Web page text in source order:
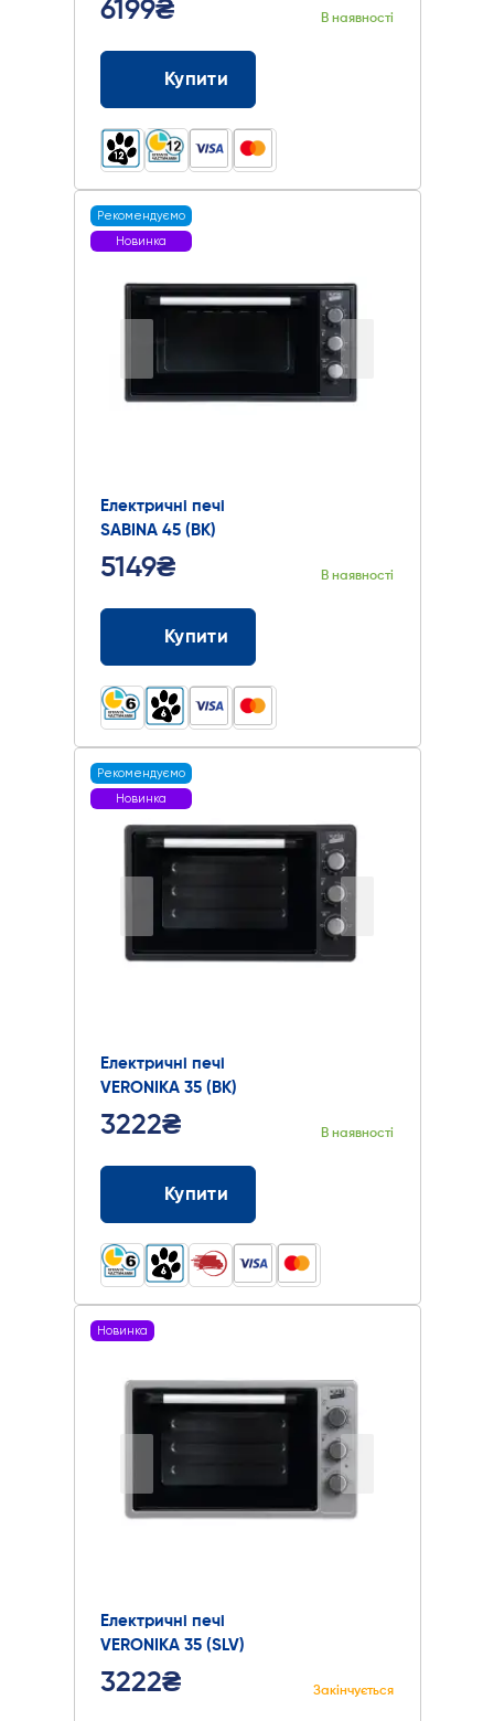
6199₴ В наявності
Купити
Рекомендуємо
Новинка
Електричні печі
SABINA 45 (BK)
5149₴ В наявності
Купити
Рекомендуємо
Новинка
Електричні печі
VERONIKA 35 (BK)
3222₴ В наявності
Купити
Новинка
Електричні печі
VERONIKA 35 (SLV)
3222₴ Закінчується